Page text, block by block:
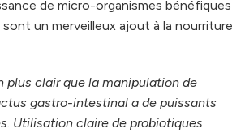
de micro-organismes bénéfiques
un merveilleux ajout à la nourriture
plus clair que la manipulation de
gastro-intestinal a de puissants
Utilisation claire de probiotiques